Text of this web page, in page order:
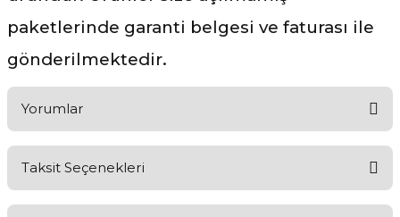
paketlerinde garanti belgesi ve faturası ile
gönderilmektedir.
Yorumlar
Taksit Seçenekleri